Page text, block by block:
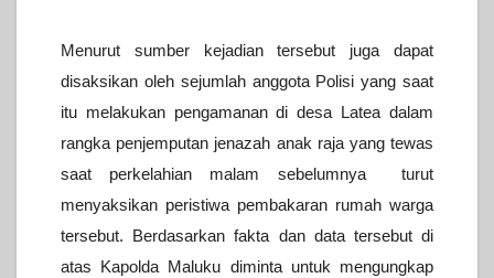
Menurut sumber kejadian tersebut juga dapat
disaksikan oleh sejumlah anggota Polisi yang saat
itu melakukan pengamanan di desa Latea dalam
rangka penjemputan jenazah anak raja yang tewas
saat perkelahian malam sebelumnya turut
menyaksikan peristiwa pembakaran rumah warga
tersebut. Berdasarkan fakta dan data tersebut di
atas Kapolda Maluku diminta untuk mengungkap